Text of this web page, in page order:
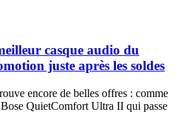
casque audio du
juste après les soldes
encore de belles offres : comme
QuietComfort Ultra II qui passe